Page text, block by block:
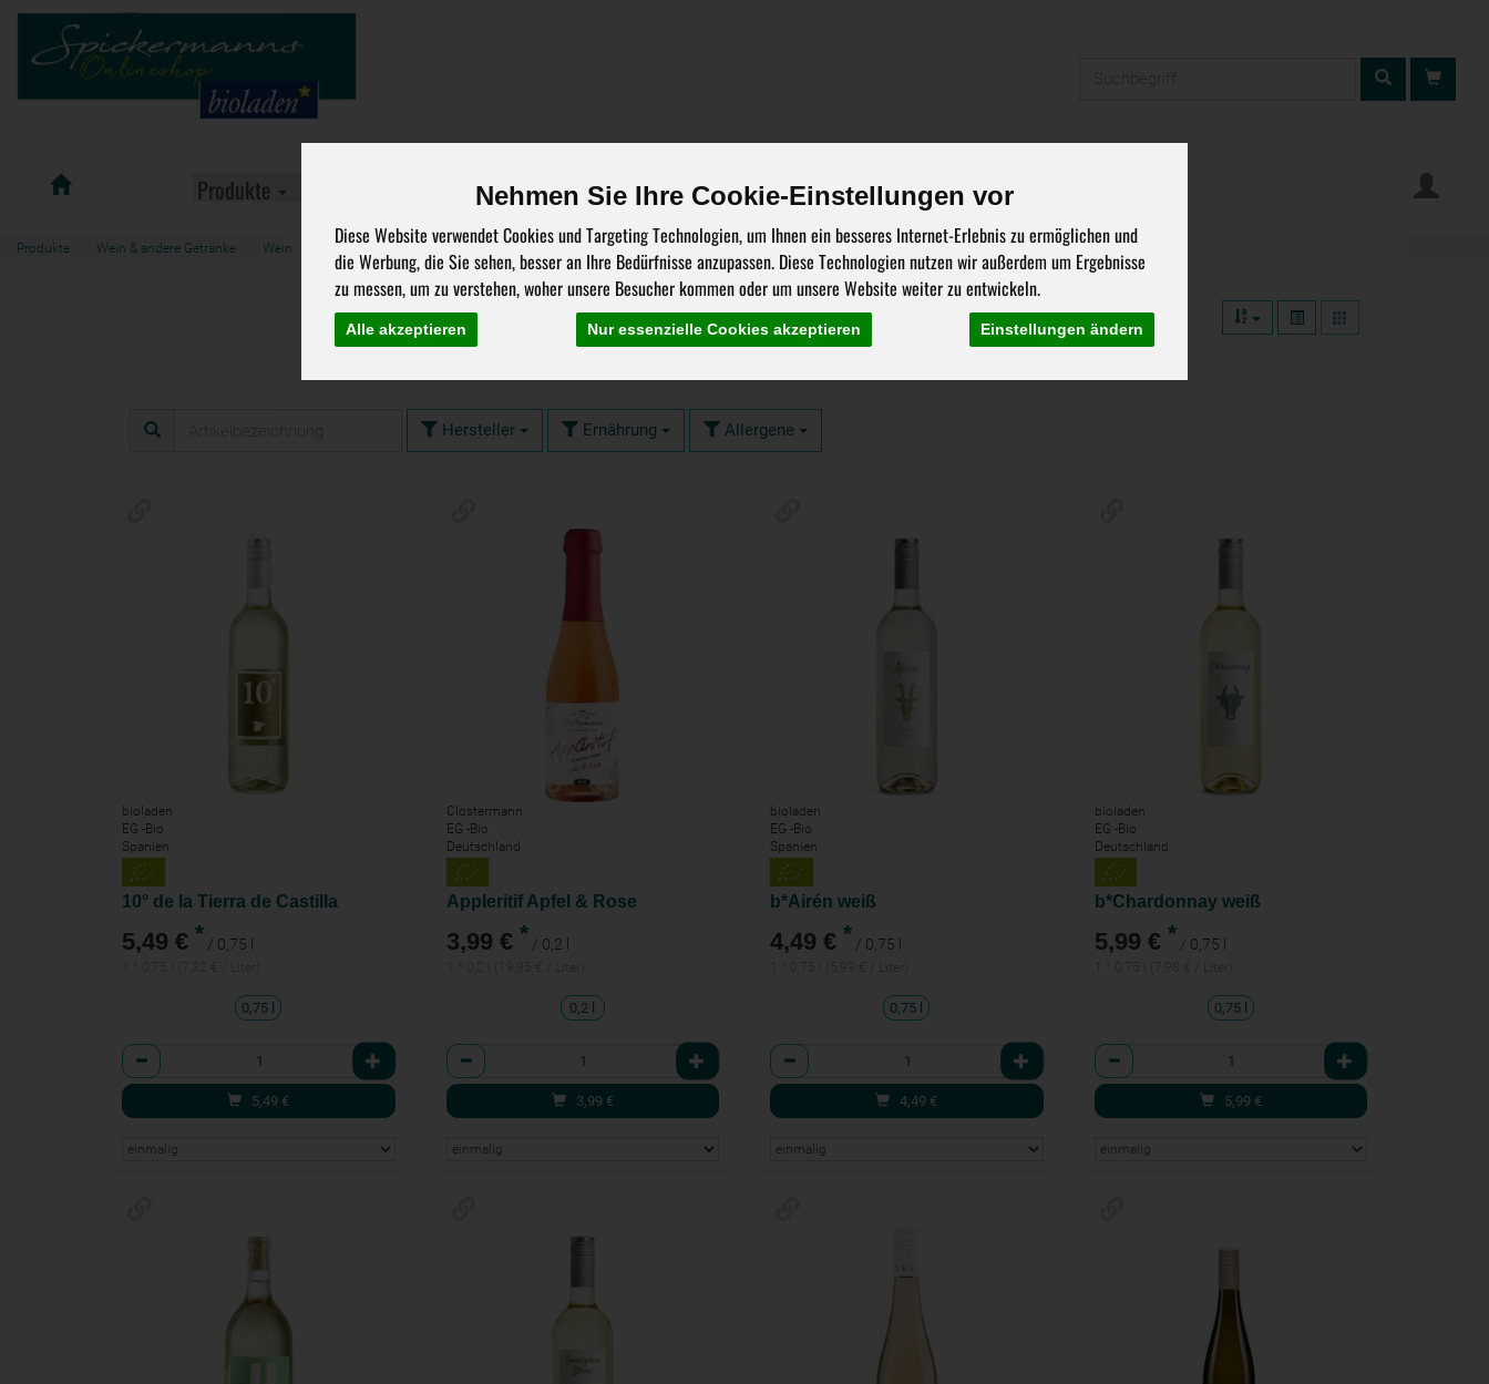
Nehmen Sie Ihre Cookie-Einstellungen vor
Diese Website verwendet Cookies und Targeting Technologien, um Ihnen ein besseres Internet-Erlebnis zu ermöglichen und
die Werbung, die Sie sehen, besser an Ihre Bedürfnisse anzupassen. Diese Technologien nutzen wir außerdem um Ergebnisse
zu messen, um zu verstehen, woher unsere Besucher kommen oder um unsere Website weiter zu entwickeln.
Alle akzeptieren Nur essenzielle Cookies akzeptieren Einstellungen ändern
SpickermannsProdukte Aktuelle Angebote Über uns Stellenangebote Bestellung Lieferung
Produkte Wein & andere Getränke Wein
Weißwein 43 von 4797
Hersteller Ernährung Allergene
bioladen
EG -Bio
Spanien
10° de la Tierra de Castilla
5,49 € * / 0,75 l
0,75 l
Anzahl
5,49 €
Clostermann
EG -Bio
Deutschland
Appleritif Apfel & Rose
3,99 € * / 0,2 l
0,2 l
Anzahl
3,99 €
bioladen
EG -Bio
Spanien
b*Airén weiß
4,49 € * / 0,75 l
0,75 l
Anzahl
4,49 €
bioladen
EG -Bio
Deutschland
b*Chardonnay weiß
5,99 € * / 0,75 l
0,75 l
Anzahl
5,99 €